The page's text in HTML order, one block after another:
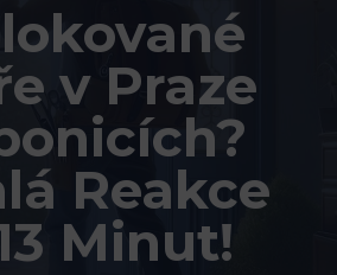
v Praze
Reakce
Minut!